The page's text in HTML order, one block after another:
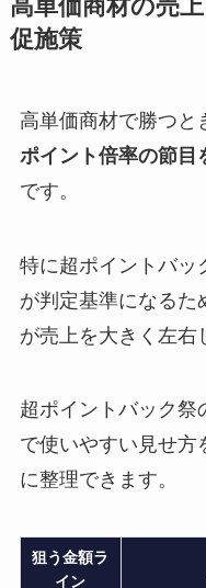
高単価商材の売
促施策
高単価商材で勝つと
ポイント倍率の節目
です。
特に超ポイントバッ
が判定基準になるた
が売上を大きく左右
超ポイントバック祭
で使いやすい見せ方
に整理できます。
狙う金額ラ
イン